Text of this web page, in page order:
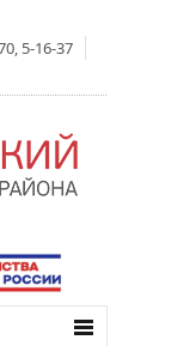
5-16-37